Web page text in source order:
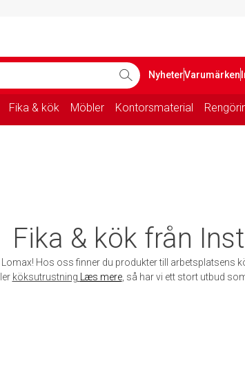
NyheterVarumärken
Fika & kök Möbler Kontorsmaterial
Fika & kök från
Hos oss finner du produkter till arbetsplatsens
köksutrustning Læs mere, så har vi ett stort utbud